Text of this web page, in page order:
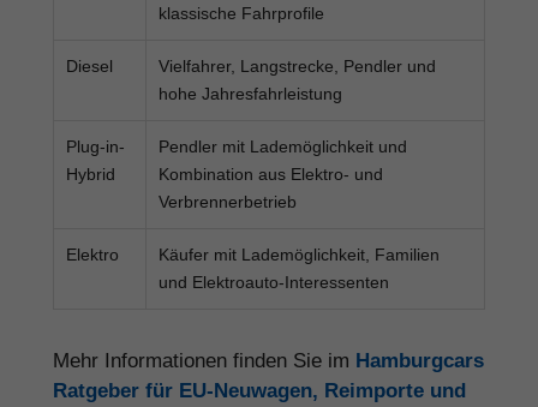
klassische Fahrprofile
Diesel
Vielfahrer, Langstrecke, Pendler und
hohe Jahresfahrleistung
Plug-in-
Hybrid
Pendler mit Lademöglichkeit und
Kombination aus Elektro- und
Verbrennerbetrieb
Elektro
Käufer mit Lademöglichkeit, Familien
und Elektroauto-Interessenten
Mehr Informationen finden Sie im Hamburgcars
Ratgeber für EU-Neuwagen, Reimporte und